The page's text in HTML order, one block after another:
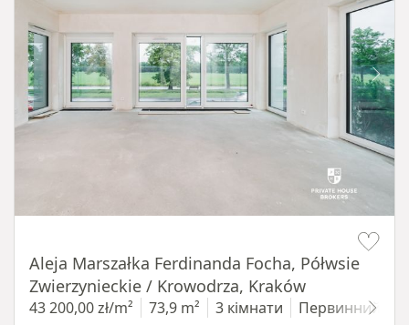
Aleja Marszałka Ferdinanda Focha, Półwsie
Zwierzynieckie / Krowodrza, Kraków
43 200,00 zł/m² 73,9 m² 3 кімнати Первинний